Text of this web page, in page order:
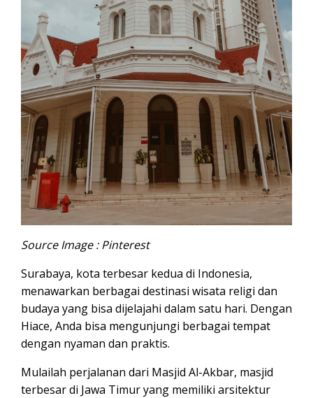
Source Image : Pinterest
Surabaya, kota terbesar kedua di Indonesia,
menawarkan berbagai destinasi wisata religi dan
budaya yang bisa dijelajahi dalam satu hari. Dengan
Hiace, Anda bisa mengunjungi berbagai tempat
dengan nyaman dan praktis.
Mulailah perjalanan dari Masjid Al-Akbar, masjid
terbesar di Jawa Timur yang memiliki arsitektur